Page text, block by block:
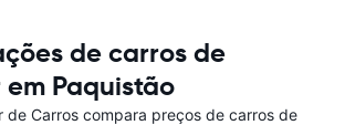
de carros de
Paquistão
de Carros compara preços de carros de